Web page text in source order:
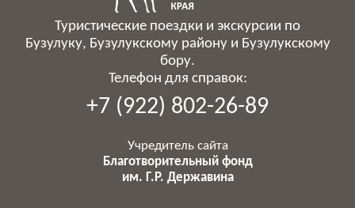
Туристические поездки и экскурсии по
Бузулуку, Бузулукскому району и Бузулукскому
бору.
Телефон для справок:
+7 (922) 802-26-89
Учредитель сайта
Благотворительный фонд
им. Г.Р. Державина